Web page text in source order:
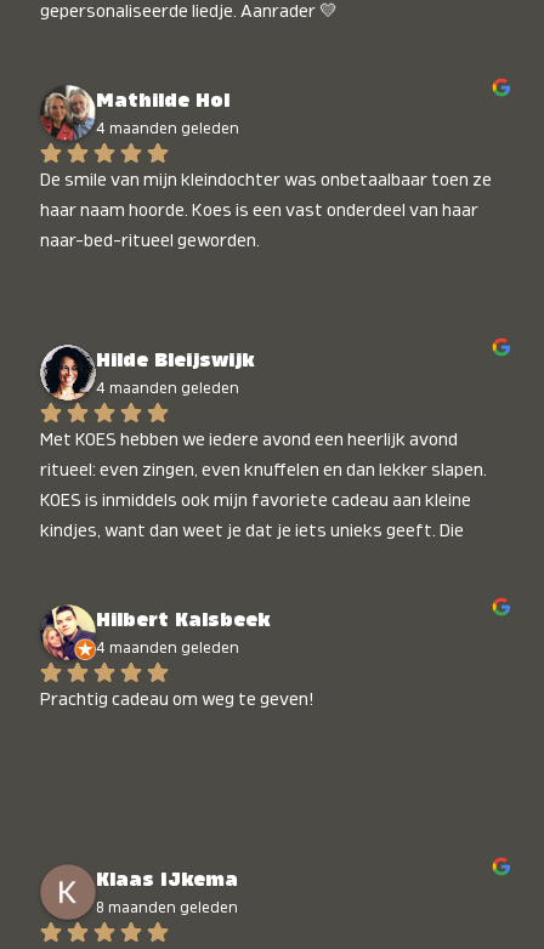
gepersonaliseerde liedje. Aanrader 💛
Mathilde Hol
4 maanden geleden
De smile van mijn kleindochter was onbetaalbaar toen ze
haar naam hoorde. Koes is een vast onderdeel van haar
naar-bed-ritueel geworden.
Hilde Bleijswijk
4 maanden geleden
Met KOES hebben we iedere avond een heerlijk avond
ritueel: even zingen, even knuffelen en dan lekker slapen.
KOES is inmiddels ook mijn favoriete cadeau aan kleine
kindjes, want dan weet je dat je iets unieks geeft. Die
Hilbert Kalsbeek
4 maanden geleden
Prachtig cadeau om weg te geven!
Klaas IJkema
8 maanden geleden